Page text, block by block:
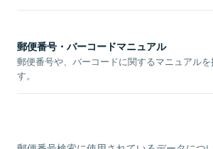
郵便番号・バーコードマニュアル
郵便番号や、バーコードに関するマニュアルを
す。